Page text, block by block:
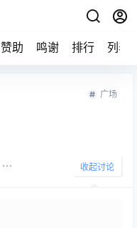
赞助 鸣谢 排行 列表
广场
收起讨论